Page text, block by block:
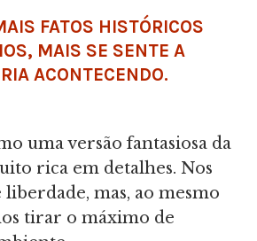
FATOS HISTÓRICOS
MAIS SE SENTE A
ACONTECENDO.
uma versão fantasiosa da
rica em detalhes. Nos
liberdade, mas, ao mesmo
tirar o máximo de